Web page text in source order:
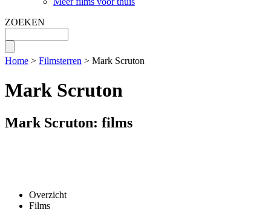
ZOEKEN
Home > Filmsterren > Mark Scruton
Mark Scruton
Mark Scruton: films
Overzicht
Films